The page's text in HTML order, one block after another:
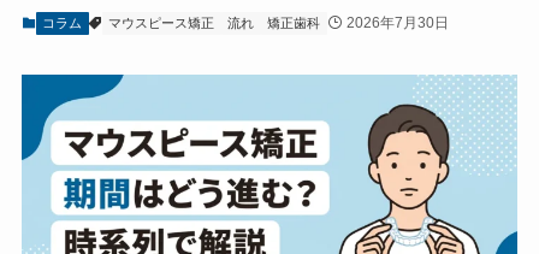
コラム マウスピース矯正 流れ 矯正歯科 2026年7月30日